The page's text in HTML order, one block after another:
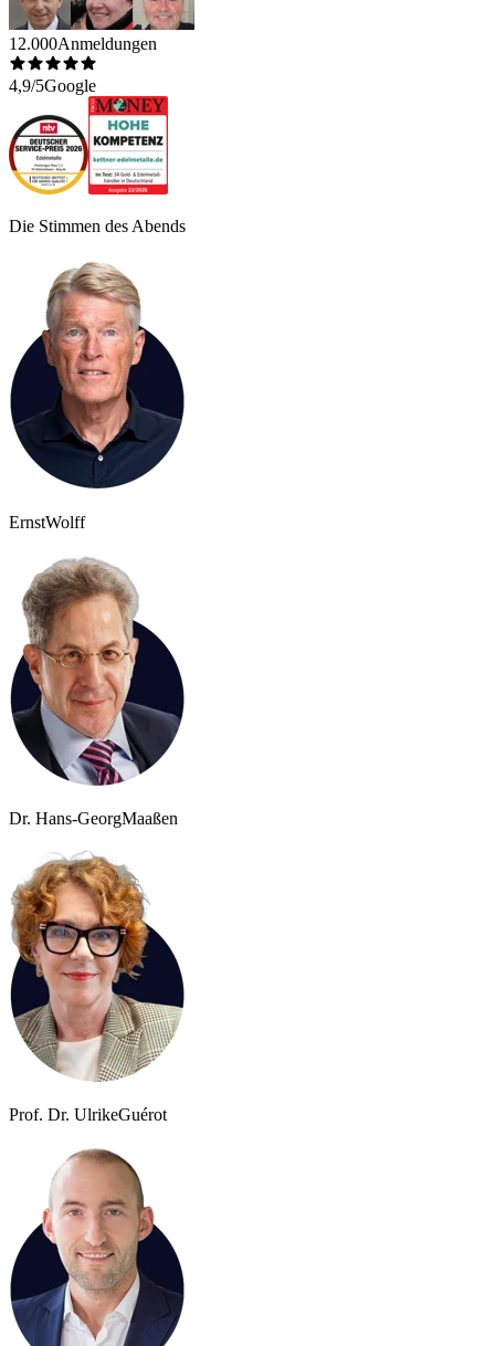
12.000Anmeldungen
4,9/5Google
Die Stimmen des Abends
ErnstWolff
Dr. Hans-GeorgMaaßen
Prof. Dr. UlrikeGuérot